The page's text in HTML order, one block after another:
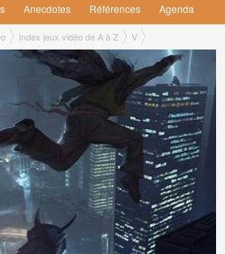
Anecdotes Références Agenda
Index jeux vidéo de A à Z V